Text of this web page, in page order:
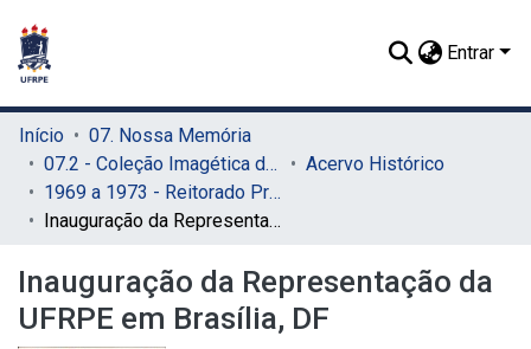
Entrar
Início
07. Nossa Memória
07.2 - Coleção Imagética do SIB
Acervo Histórico
1969 a 1973 - Reitorado Prof. Adierson Erasmo de Azevedo
Inauguração da Representação da UFRPE em Brasília, DF
Inauguração da Representação da
UFRPE em Brasília, DF